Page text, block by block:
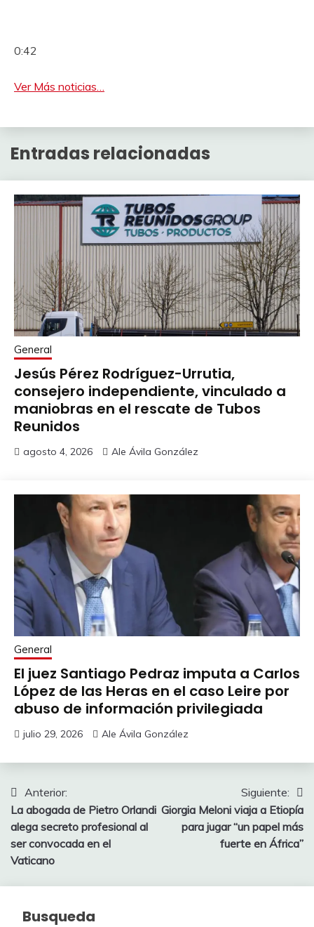
0:42
Ver Más noticias…
Entradas relacionadas
General
Jesús Pérez Rodríguez-Urrutia,
consejero independiente, vinculado a
maniobras en el rescate de Tubos
Reunidos
agosto 4, 2026 Ale Ávila González
General
El juez Santiago Pedraz imputa a Carlos
López de las Heras en el caso Leire por
abuso de información privilegiada
julio 29, 2026 Ale Ávila González
Navegación
de
entradas
Anterior:
La abogada de Pietro Orlandi
alega secreto profesional al
ser convocada en el
Vaticano
Siguiente:
Giorgia Meloni viaja a Etiopía
para jugar “un papel más
fuerte en África”
Busqueda